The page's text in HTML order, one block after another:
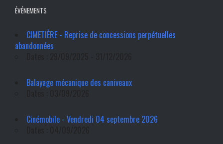
ÉVÉNEMENTS
CIMETIÈRE - Reprise de concessions perpétuelles
abandonnées
Balayage mécanique des caniveaux
Cinémobile - Vendredi 04 septembre 2026